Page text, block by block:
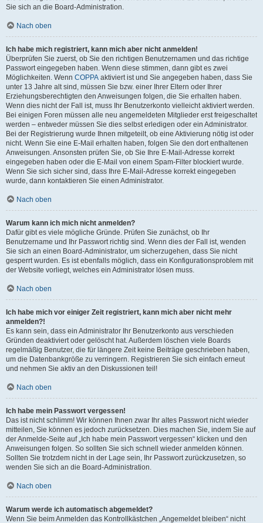
Sie sich an die Board-Administration.
Nach oben
Ich habe mich registriert, kann mich aber nicht anmelden!
Überprüfen Sie zuerst, ob Sie den richtigen Benutzernamen und das richtige
Passwort eingegeben haben. Wenn diese stimmen, dann gibt es zwei
Möglichkeiten. Wenn COPPA aktiviert ist und Sie angegeben haben, dass Sie
unter 13 Jahre alt sind, müssen Sie bzw. einer Ihrer Eltern oder Ihrer
Erziehungsberechtigten den Anweisungen folgen, die Sie erhalten haben.
Wenn dies nicht der Fall ist, muss Ihr Benutzerkonto vielleicht aktiviert werden.
Bei einigen Foren müssen alle neu angemeldeten Mitglieder erst freigeschaltet
werden – entweder müssen Sie dies selbst erledigen oder ein Administrator.
Bei der Registrierung wurde Ihnen mitgeteilt, ob eine Aktivierung nötig ist oder
nicht. Wenn Sie eine E-Mail erhalten haben, folgen Sie den dort enthaltenen
Anweisungen. Ansonsten prüfen Sie, ob Sie Ihre E-Mail-Adresse korrekt
eingegeben haben oder die E-Mail von einem Spam-Filter blockiert wurde.
Wenn Sie sich sicher sind, dass Ihre E-Mail-Adresse korrekt eingegeben
wurde, dann kontaktieren Sie einen Administrator.
Nach oben
Warum kann ich mich nicht anmelden?
Dafür gibt es viele mögliche Gründe. Prüfen Sie zunächst, ob Ihr
Benutzername und Ihr Passwort richtig sind. Wenn dies der Fall ist, wenden
Sie sich an einen Board-Administrator, um sicherzugehen, dass Sie nicht
gesperrt wurden. Es ist ebenfalls möglich, dass ein Konfigurationsproblem mit
der Website vorliegt, welches ein Administrator lösen muss.
Nach oben
Ich habe mich vor einiger Zeit registriert, kann mich aber nicht mehr
anmelden?!
Es kann sein, dass ein Administrator Ihr Benutzerkonto aus verschieden
Gründen deaktiviert oder gelöscht hat. Außerdem löschen viele Boards
regelmäßig Benutzer, die für längere Zeit keine Beiträge geschrieben haben,
um die Datenbankgröße zu verringern. Registrieren Sie sich einfach erneut
und nehmen Sie aktiv an den Diskussionen teil!
Nach oben
Ich habe mein Passwort vergessen!
Das ist nicht schlimm! Wir können Ihnen zwar Ihr altes Passwort nicht wieder
mitteilen, Sie können es jedoch zurücksetzen. Dies machen Sie, indem Sie auf
der Anmelde-Seite auf „Ich habe mein Passwort vergessen“ klicken und den
Anweisungen folgen. So sollten Sie sich schnell wieder anmelden können.
Sollten Sie trotzdem nicht in der Lage sein, Ihr Passwort zurückzusetzen, so
wenden Sie sich an die Board-Administration.
Nach oben
Warum werde ich automatisch abgemeldet?
Wenn Sie beim Anmelden das Kontrollkästchen „Angemeldet bleiben“ nicht